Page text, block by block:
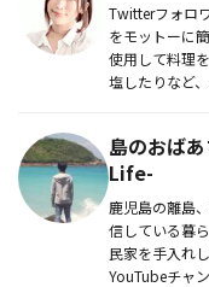
Twitterフォロ
をモットーに
使用して料理
塩したりなど
島のおば
Life-
鹿児島の離島
信している暮
民家を手入れ
YouTubeチャ